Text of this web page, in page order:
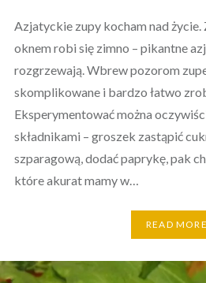
Azjatyckie zupy kocham nad życie.
oknem robi się zimno – pikantne
rozgrzewają. Wbrew pozorom
skomplikowane i bardzo łatwo
Eksperymentować można
składnikami – groszek zastąpić
szparagową, dodać paprykę, pak
które akurat mamy w…
READ MORE